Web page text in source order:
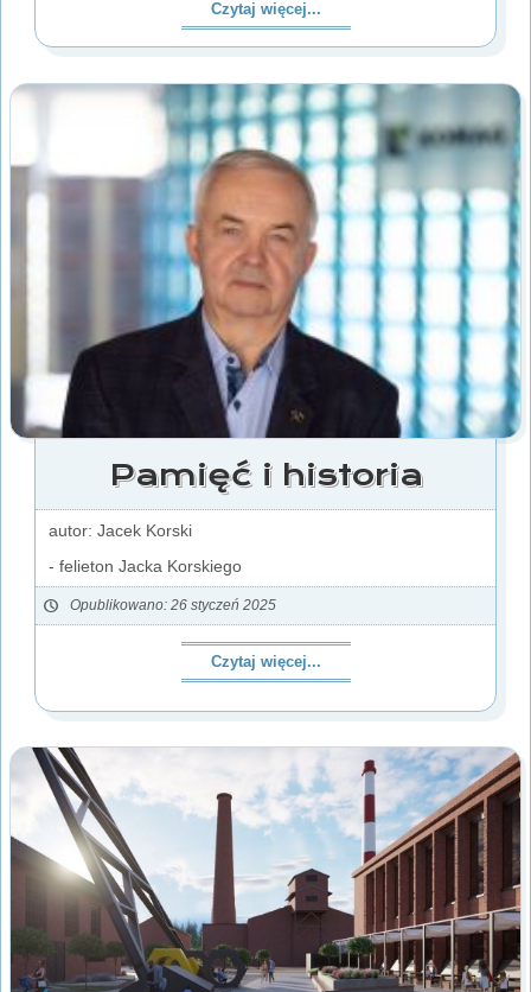
Czytaj więcej...
Pamięć i historia
autor: Jacek Korski
- felieton Jacka Korskiego
Opublikowano: 26 styczeń 2025
Czytaj więcej...